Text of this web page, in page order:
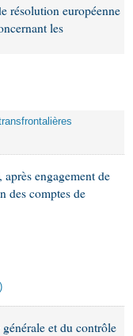
résolution européenne
les
engagement de
des comptes de
et du contrôle